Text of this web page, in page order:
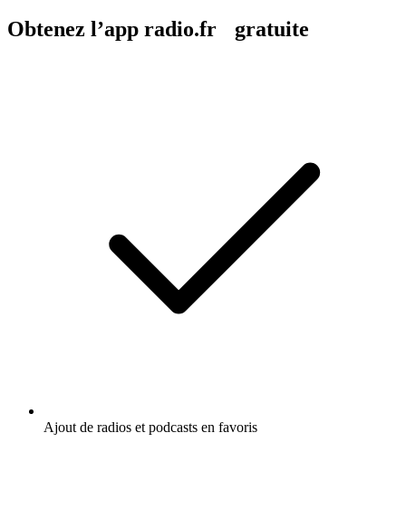
Obtenez l’app radio.fr gratuite
Ajout de radios et podcasts en favoris